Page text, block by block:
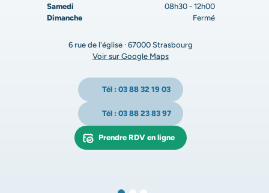
Samedi
08h30 - 12h00
Dimanche
Fermé
6 rue de l'église · 67000 Strasbourg
Voir sur Google Maps
Tél : 03 88 32 19 03
Tél : 03 88 23 83 97
Prendre RDV en ligne